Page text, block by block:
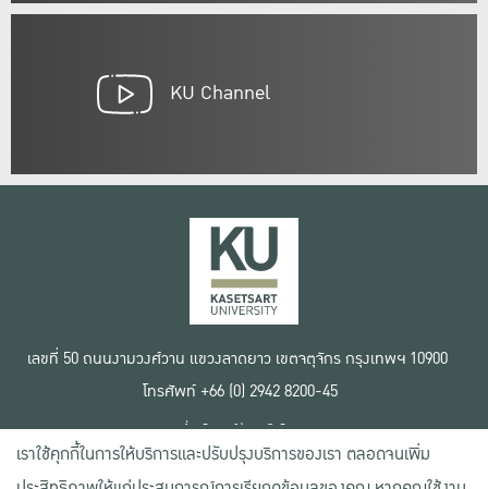
KU Channel
เลขที่ 50 ถนนงามวงศ์วาน แขวงลาดยาว เขตจตุจักร กรุงเทพฯ 10900
โทรศัพท์ +66 (0) 2942 8200-45
เงื่อนไขการใช้งานเว็บไซต์
ข้อตกลงด้านสิทธิ์ใช้งาน
นโยบายความเป็นส่วนตัว
เราใช้คุกกี้ในการให้บริการและปรับปรุงบริการของเรา ตลอดจนเพิ่ม